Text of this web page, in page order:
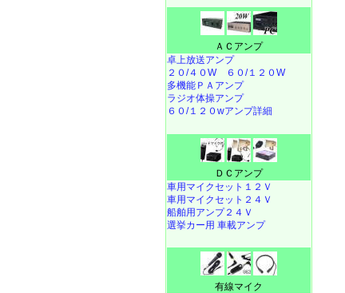
ＡＣアンプ
卓上放送アンプ
２０/４０W
６０/１２０W
多機能ＰＡアンプ
ラジオ体操アンプ
６０/１２０wアンプ詳細
ＤＣアンプ
車用マイクセット１２Ｖ
車用マイクセット２４Ｖ
船舶用アンプ２４Ｖ
選挙カー用 車載アンプ
有線マイク